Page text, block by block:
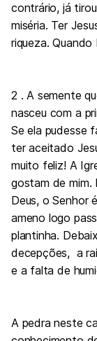
contrário, já
miséria. Ter
riqueza. Quando
2 . A semente
nasceu com a
Se ela pudesse
ter aceitado
muito feliz! A
gostam de mim.
Deus, o Senhor
ameno logo
plantinha.
decepções, a
e a falta de
A pedra neste